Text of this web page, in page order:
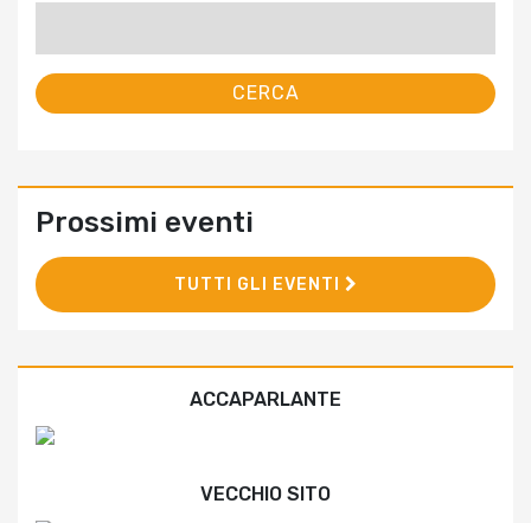
Prossimi eventi
TUTTI GLI EVENTI
ACCAPARLANTE
VECCHIO SITO